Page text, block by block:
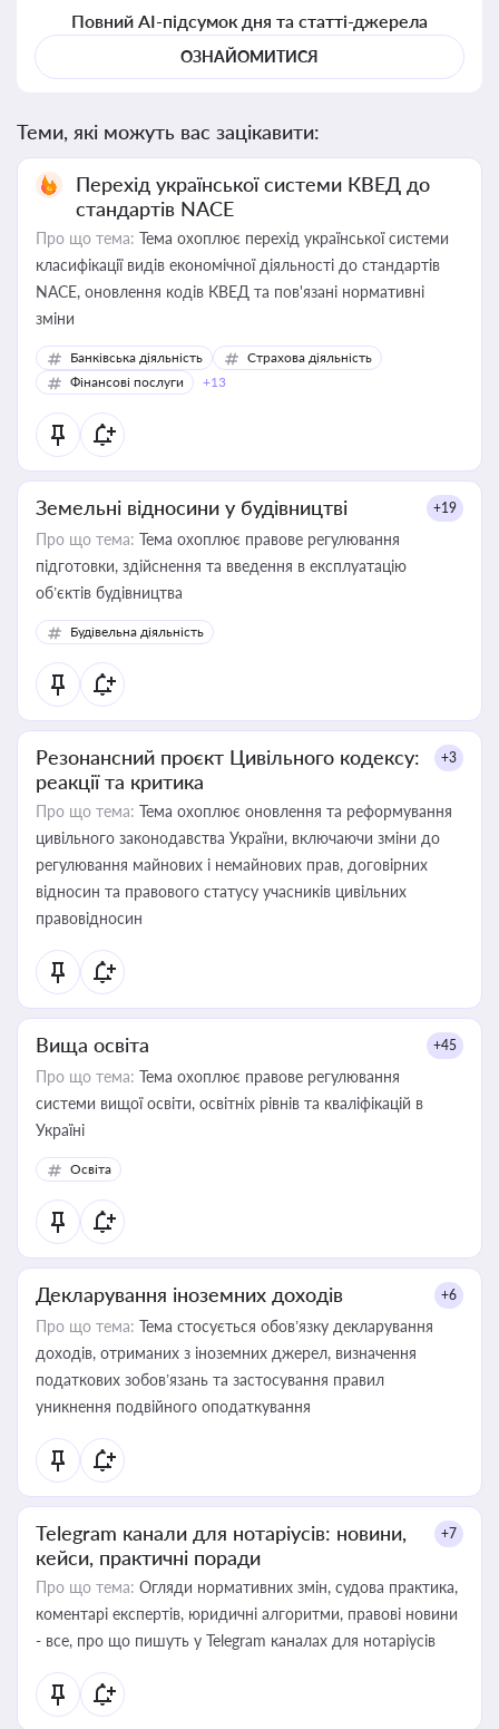
Повний AI-підсумок дня та статті-джерела
ОЗНАЙОМИТИСЯ
Теми, які можуть вас зацікавити:
Перехід української системи КВЕД до
стандартів NACE
Про що тема: Тема охоплює перехід української системи
класифікації видів економічної діяльності до стандартів
NACE, оновлення кодів КВЕД та пов'язані нормативні
зміни
Банківська діяльність
Страхова діяльність
Фінансові послуги
+13
Земельні відносини у будівництві +19
Про що тема: Тема охоплює правове регулювання
підготовки, здійснення та введення в експлуатацію
об’єктів будівництва
Будівельна діяльність
Резонансний проєкт Цивільного кодексу:
реакції та критика
+3
Про що тема: Тема охоплює оновлення та реформування
цивільного законодавства України, включаючи зміни до
регулювання майнових і немайнових прав, договірних
відносин та правового статусу учасників цивільних
правовідносин
Вища освіта +45
Про що тема: Тема охоплює правове регулювання
системи вищої освіти, освітніх рівнів та кваліфікацій в
Україні
Освіта
Декларування іноземних доходів +6
Про що тема: Тема стосується обов’язку декларування
доходів, отриманих з іноземних джерел, визначення
податкових зобов’язань та застосування правил
уникнення подвійного оподаткування
Telegram канали для нотаріусів: новини,
кейси, практичні поради
+7
Про що тема: Огляди нормативних змін, судова практика,
коментарі експертів, юридичні алгоритми, правові новини
- все, про що пишуть у Telegram каналах для нотаріусів